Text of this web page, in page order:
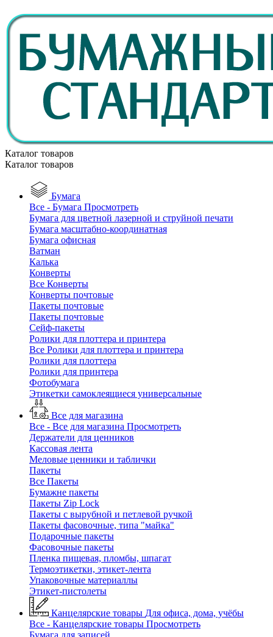
Каталог товаров
Каталог товаров
Бумага
Все - Бумага Просмотреть
Бумага для цветной лазерной и струйной печати
Бумага масштабно-координатная
Бумага офисная
Ватман
Калька
Конверты
Все Конверты
Конверты почтовые
Пакеты почтовые
Пакеты почтовые
Сейф-пакеты
Ролики для плоттера и принтера
Все Ролики для плоттера и принтера
Ролики для плоттера
Ролики для принтера
Фотобумага
Этикетки самоклеящиеся универсальные
Все для магазина
Все - Все для магазина Просмотреть
Держатели для ценников
Кассовая лента
Меловые ценники и таблички
Пакеты
Все Пакеты
Бумажне пакеты
Пакеты Zip Lock
Пакеты с вырубной и петлевой ручкой
Пакеты фасовочные, типа "майка"
Подарочные пакеты
Фасовочные пакеты
Пленка пищевая, пломбы, шпагат
Термоэтикетки, этикет-лента
Упаковочные материаллы
Этикет-пистолеты
Канцелярские товары Для офиса, дома, учёбы
Все - Канцелярские товары Просмотреть
Бумага для записей